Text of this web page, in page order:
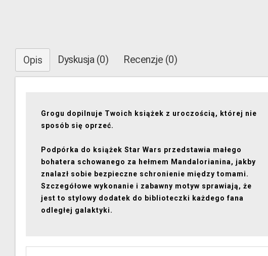
Opis Dyskusja (0) Recenzje (0)
Grogu dopilnuje Twoich książek z uroczością, której nie
sposób się oprzeć.
Podpórka do książek Star Wars przedstawia małego
bohatera schowanego za hełmem Mandalorianina, jakby
znalazł sobie bezpieczne schronienie między tomami.
Szczegółowe wykonanie i zabawny motyw sprawiają, że
jest to stylowy dodatek do biblioteczki każdego fana
odległej galaktyki.